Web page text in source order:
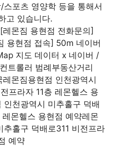
포츠 영양학 등을 통해서
고 있습니다.
몬짐 용현점 전화문의]
용현점 접속] 50m 네이버
지도 데이터 x 네이버 /
트롤러 범례부동산거리
몬짐용현점 인천광역시
프라자 11층 레몬헬스 용
천광역시 미추홀구 덕배
몬헬스 용현점 예약레몬
추홀구 덕배로311 비전프라
예약